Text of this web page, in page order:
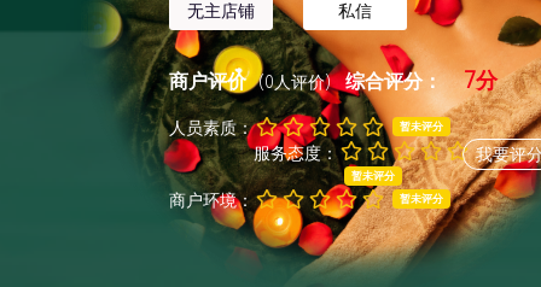
无主店铺 私信
商户评价 (0人评价)综合评分： 7分
人员素质： 暂未评分
服务态度：
暂未评分
商户环境： 暂未评分
我要评